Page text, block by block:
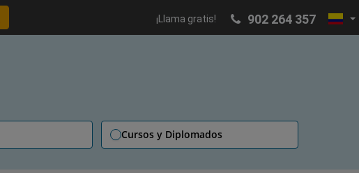
¡Llama gratis! 902 264 357
Cursos y Diplomados